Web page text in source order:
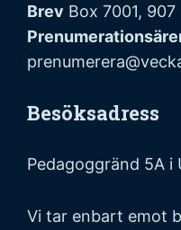
Brev Box 7001, 907
Besöksadress
Pedagoggränd 5A i
Vi tar enbart emot